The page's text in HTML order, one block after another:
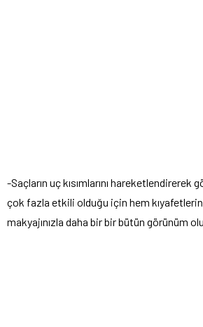
-Saçların uç kısımlarını
çok fazla etkili olduğu için hem
makyajınızla daha bir bir bütün görünüm